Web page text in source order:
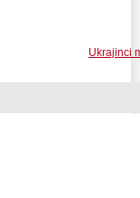
Ukrajinci